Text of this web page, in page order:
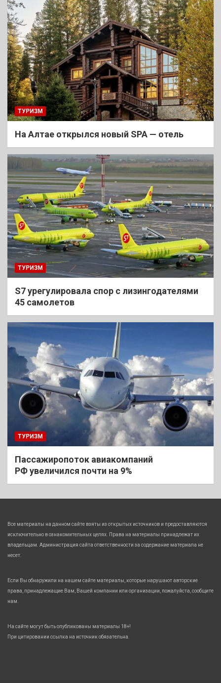
ТУРИЗМ
На Алтае открылся новый SPA — отель
ТУРИЗМ
S7 урегулировала спор с лизингодателями
45 самолетов
ТУРИЗМ
Пассажиропоток авиакомпаний
РФ увеличился почти на 9%
Все материалы на данном сайте взяты из открытых источников и предоставляются
исключительно в ознакомительных целях. Права на материалы принадлежат их
владельцам. Администрация сайта ответственности за содержание материала не
несет.
Если Вы обнаружили на нашем сайте материалы, которые нарушают авторские
права, принадлежащие Вам, Вашей компании или организации, пожалуйста, сообщите
нам.
На сайте могут быть опубликованы материалы 18+!
При цитировании ссылка на источник обязательна.